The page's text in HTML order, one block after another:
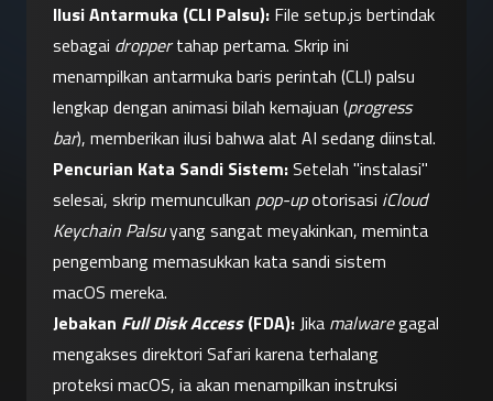
Ilusi Antarmuka (CLI Palsu): File setup.js bertindak
sebagai dropper tahap pertama. Skrip ini
menampilkan antarmuka baris perintah (CLI) palsu
lengkap dengan animasi bilah kemajuan (progress
bar), memberikan ilusi bahwa alat AI sedang diinstal.
Pencurian Kata Sandi Sistem: Setelah "instalasi"
selesai, skrip memunculkan pop-up otorisasi iCloud
Keychain Palsu yang sangat meyakinkan, meminta
pengembang memasukkan kata sandi sistem
macOS mereka.
Jebakan Full Disk Access (FDA): Jika malware gagal
mengakses direktori Safari karena terhalang
proteksi macOS, ia akan menampilkan instruksi